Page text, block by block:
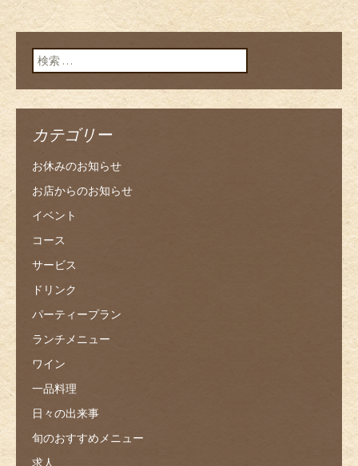
検索:
カテゴリー
お休みのお知らせ
お店からのお知らせ
イベント
コース
サービス
ドリンク
パーティープラン
ランチメニュー
ワイン
一品料理
日々の出来事
旬のおすすめメニュー
求人